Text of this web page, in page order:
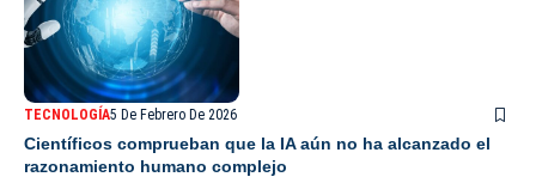
TECNOLOGÍA5 De Febrero De 2026
Científicos comprueban que la IA aún no ha alcanzado el
razonamiento humano complejo